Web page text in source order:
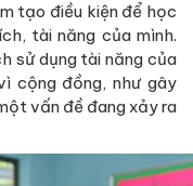
tạo điều kiện để học
tài năng của mình.
sử dụng tài năng của
cộng đồng, như gây
vấn đề đang xảy ra